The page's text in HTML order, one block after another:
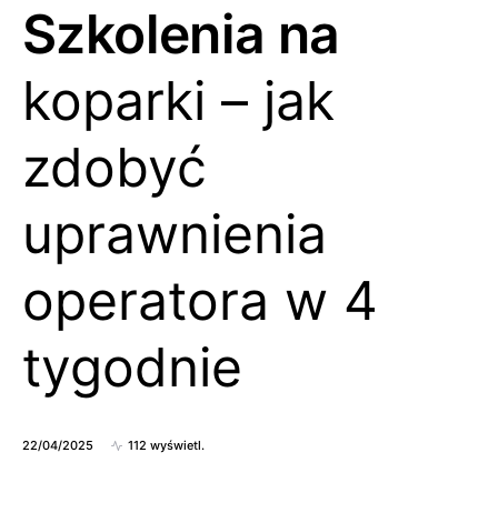
Szkolenia na
koparki – jak
zdobyć
uprawnienia
operatora w 4
tygodnie
22/04/2025 112 wyświetl.